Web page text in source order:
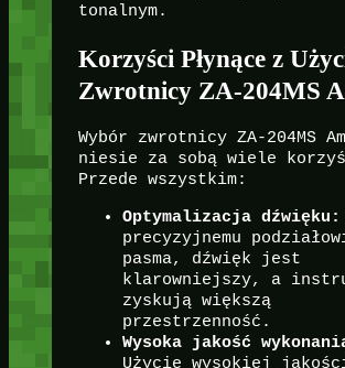
tonalnym.
Korzyści Płynące z
Zwrotnicy ZA-204MS
Wybór zwrotnicy ZA-204MS
niesie za sobą wiele
Przede wszystkim:
Optymalizacja dźwięku:
precyzyjnemu
pasma, dźwięk jest
klarowniejszy, a
zyskują większą
przestrzenność.
Wysoka jakość
Użycie wysokiej